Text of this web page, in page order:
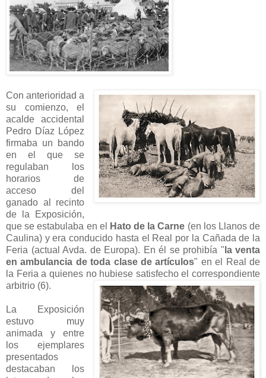
Con anterioridad a
su comienzo, el
acalde accidental
Pedro Díaz López
firmaba un bando
en el que se
regulaban los
horarios de
acceso del
ganado al recinto
de la Exposición,
que se estabulaba en el
Hato de la Carne (en los Llanos de
Caulina) y era conducido hasta el Real por la Cañada de la
Feria (actual Avda. de Europa). En él se prohibía " la venta
en ambulancia de toda clase de artículos" en el Real de
la Feria a quienes no hubiese satisfecho el correspondiente
arbitrio (6).
La Exposición
estuvo muy
animada y entre
los ejemplares
presentados
destacaban los